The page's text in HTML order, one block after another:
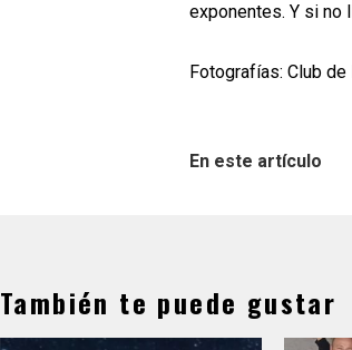
exponentes. Y si no
Fotografías: Club de
En este artículo
También te puede gustar